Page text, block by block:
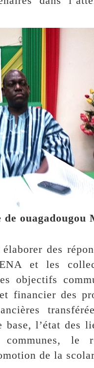
ouagadougou
des
et les
objectifs
financier des
base, l’état des
le
de la